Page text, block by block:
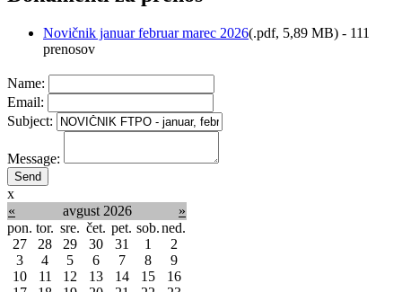
Novičnik januar februar marec 2026(.pdf, 5,89 MB) - 111
prenosov
Name:
Email:
Subject:
Message:
x
«
avgust 2026
»
pon. tor. sre. čet. pet. sob.ned.
27
28 29 30 31 1
2
3
4 5 6 7 8
9
10
11 12 13 14 15
16